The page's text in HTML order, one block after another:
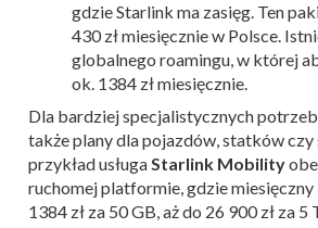
gdzie Starlink ma zasięg. Ten
430 zł miesięcznie w Polsce.
globalnego roamingu, w której
ok. 1384 zł miesięcznie.
Dla bardziej specjalistycznych
także plany dla pojazdów, statków
przykład usługaStarlink Mobility
ruchomej platformie, gdzie
1384 zł za 50 GB, aż do 26 900 zł za 5